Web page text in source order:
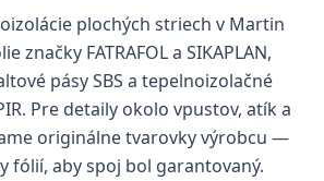
plochých striech v Martin
značky FATRAFOL a SIKAPLAN,
pásy SBS a tepelnoizolačné
Pre detaily okolo vpustov, atík a
originálne tvarovky výrobcu —
fólií, aby spoj bol garantovaný.